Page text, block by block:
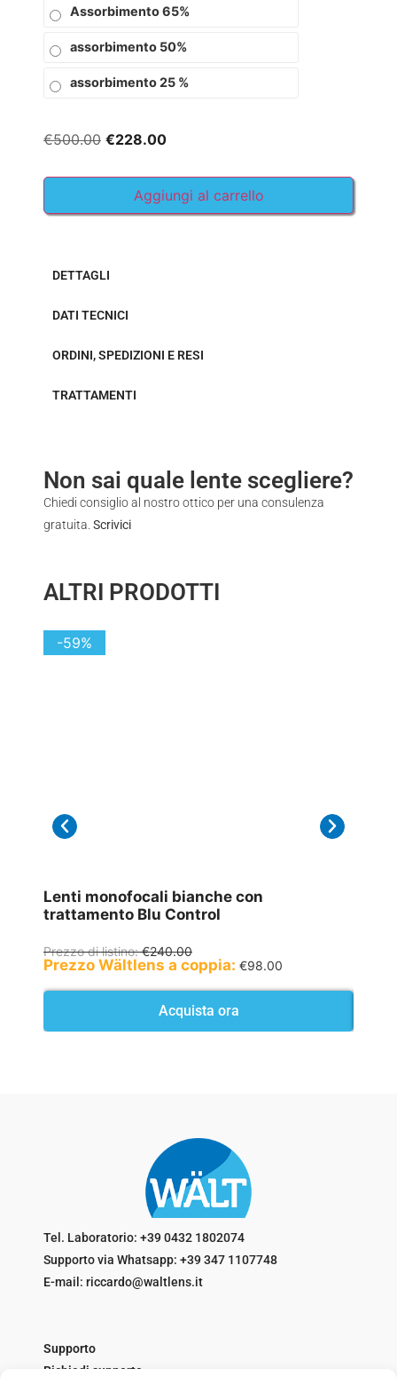
Assorbimento 65%
assorbimento 50%
assorbimento 25 %
€500.00 €228.00
Aggiungi al carrello
DETTAGLI
DATI TECNICI
ORDINI, SPEDIZIONI E RESI
TRATTAMENTI
Non sai quale lente scegliere?
Chiedi consiglio al nostro ottico per una consulenza
gratuita. Scrivici
ALTRI PRODOTTI
-59%
Lenti monofocali bianche con
trattamento Blu Control
Prezzo di listino:€240.00
Prezzo Wältlens a coppia: €98.00
Acquista ora
Tel. Laboratorio: +39 0432 1802074
Supporto via Whatsapp: +39 347 1107748
E-mail: riccardo@waltlens.it
Supporto
Richiedi supporto